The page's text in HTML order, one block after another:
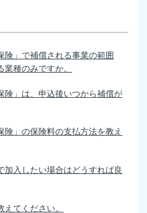
険」で補償される事業の範囲
種のみですか。
険」は、申込後いつから補償が
険」の保険料の支払方法を教え
加入したい場合はどうすれば良
てください。